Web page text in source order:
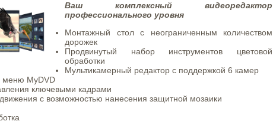
Ваш комплексный видеоредактор
профессионального уровня
Монтажный стол с неограниченным количеством
дорожек
Продвинутый набор инструментов цветовой
обработки
Мультикамерный редактор с поддержкой 6 камер
меню MyDVD
ключевыми кадрами
с возможностью нанесения защитной мозаики